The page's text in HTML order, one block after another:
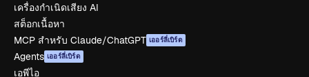
เครื่องกำเนิดเสียง AI
สต็อกเนื้อหา
MCP สำหรับ Claude/ChatGPT เออร์ลี่เบิร์ด
Agents เออร์ลี่เบิร์ด
เอพีไอ